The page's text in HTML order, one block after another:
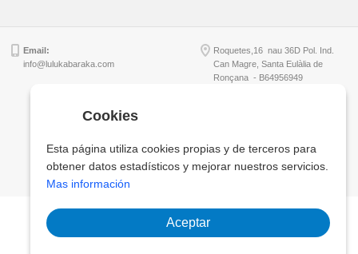
Email:
info@lulukabaraka.com
Roquetes,16 nau 36D Pol. Ind.
Can Magre, Santa Eulàlia de
Ronçana - B64956949
Cookies
Esta página utiliza cookies propias y de terceros para
obtener datos estadísticos y mejorar nuestros servicios.
Mas información
Aceptar